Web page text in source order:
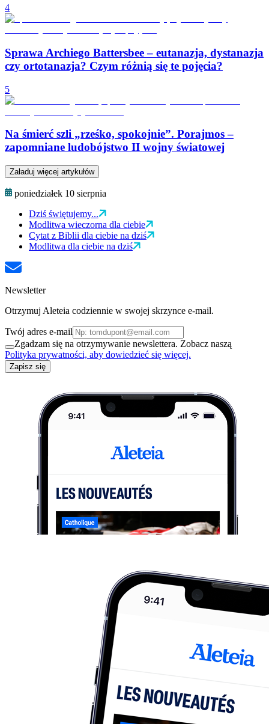
4
Sprawa Archiego Battersbee – eutanazja, dystanazja
czy ortotanazja? Czym różnią się te pojęcia?
5
Na śmierć szli „rześko, spokojnie”. Porajmos –
zapomniane ludobójstwo II wojny światowej
Załaduj więcej artykułów
poniedziałek 10 sierpnia
Dziś świętujemy...
Modlitwa wieczorna dla ciebie
Cytat z Biblii dla ciebie na dziś
Modlitwa dla ciebie na dziś
Newsletter
Otrzymuj Aleteia codziennie w swojej skrzynce e-mail.
Twój adres e-mail
Zgadzam się na otrzymywanie newslettera. Zobacz naszą
Polityka prywatności, aby dowiedzieć się więcej.
Zapisz się